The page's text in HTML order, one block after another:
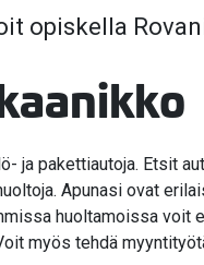
opiskella
ja pakettiautoja. Etsit
Apunasi ovat
huoltamoissa
myös tehdä